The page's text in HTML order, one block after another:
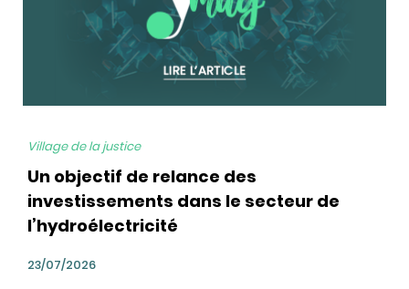
Village de la justice
Un objectif de relance des
investissements dans le secteur de
l’hydroélectricité
23/07/2026